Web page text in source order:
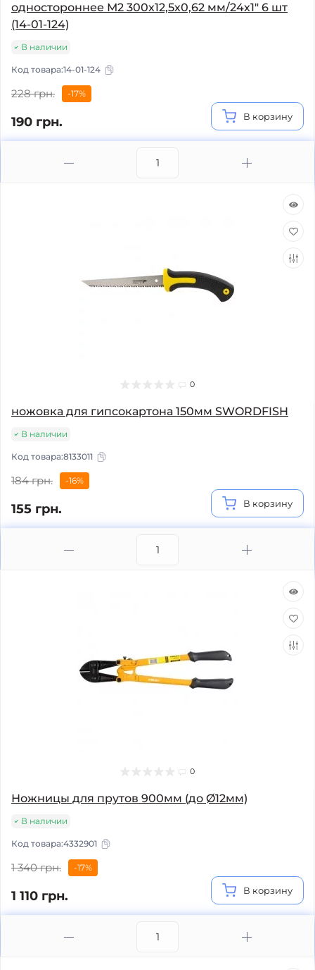
одностороннее М2 300х12,5х0,62 мм/24х1" 6 шт
(14-01-124)
В наличии
Код товара:14-01-124
228 грн. -17%
190 грн. В корзину
0
ножовка для гипсокартона 150мм SWORDFISH
В наличии
Код товара:8133011
184 грн. -16%
155 грн. В корзину
0
Ножницы для прутов 900мм (до Ø12мм)
В наличии
Код товара:4332901
1 340 грн. -17%
1 110 грн. В корзину